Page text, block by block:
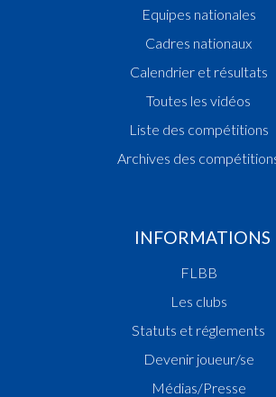
Equipes nationales
Cadres nationaux
Calendrier et résultats
Toutes les vidéos
Liste des compétitions
Archives des
INFORMATIONS
FLBB
Les clubs
Statuts et réglements
Devenir joueur/se
Médias/Presse